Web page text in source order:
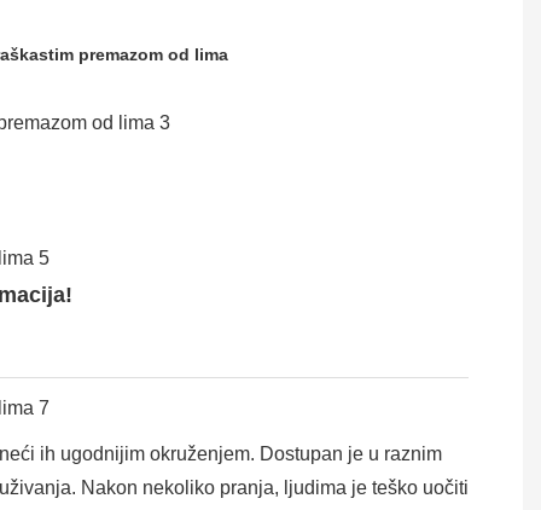
premazom od lima
ih ugodnijim okruženjem. Dostupan je u raznim
Nakon nekoliko pranja, ljudima je teško uočiti